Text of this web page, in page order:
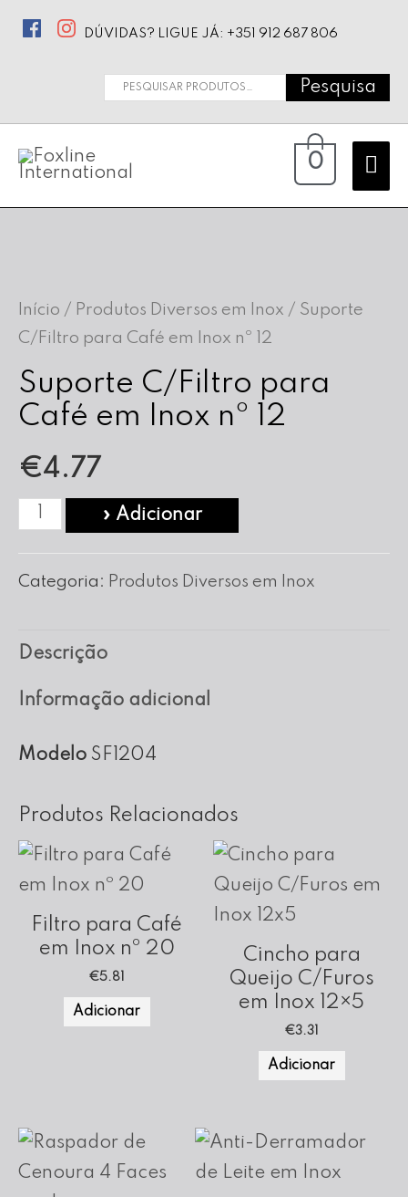
DÚVIDAS? LIGUE JÁ: +351 912 687 806
Pesquisar
Pesquisa
0
Início / Produtos Diversos em Inox / Suporte
C/Filtro para Café em Inox nº 12
Suporte C/Filtro para
Café em Inox nº 12
€4.77
Quantidade
Suporte
Café
em
nº
» Adicionar
Categoria: Produtos Diversos em Inox
Descrição
Informação adicional
Modelo SF1204
Produtos Relacionados
Filtro para Café
em Inox nº 20
€5.81
Adicionar
Cincho para
Queijo C/Furos
em Inox 12×5
€3.31
Adicionar